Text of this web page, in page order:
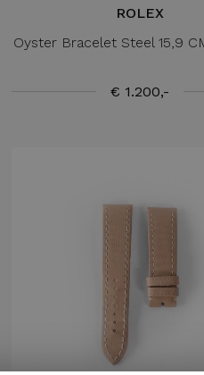
ROLEX
Oyster Bracelet Steel 15,9
€ 1.200,-